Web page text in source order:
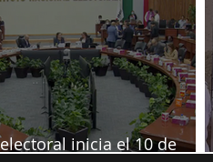
inicia el 10 de